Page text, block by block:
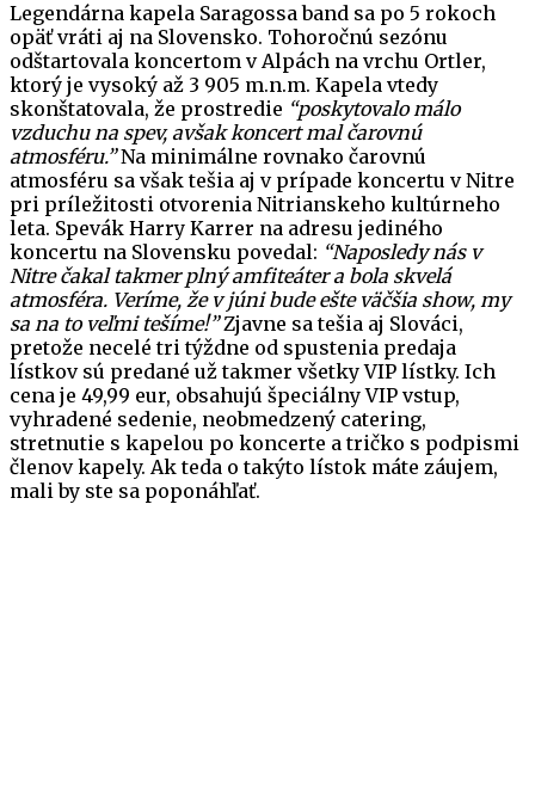
Legendárna kapela Saragossa band sa po 5 rokoch
opäť vráti aj na Slovensko. Tohoročnú sezónu
odštartovala koncertom v Alpách na vrchu Ortler,
ktorý je vysoký až 3 905 m.n.m. Kapela vtedy
skonštatovala, že prostredie “poskytovalo málo
vzduchu na spev, avšak koncert mal čarovnú
atmosféru.”Na minimálne rovnako čarovnú
atmosféru sa však tešia aj v prípade koncertu v Nitre
pri príležitosti otvorenia Nitrianskeho kultúrneho
leta. Spevák Harry Karrer na adresu jediného
koncertu na Slovensku povedal: “Naposledy nás v
Nitre čakal takmer plný amfiteáter a bola skvelá
atmosféra. Veríme, že v júni bude ešte väčšia show, my
sa na to veľmi tešíme!”Zjavne sa tešia aj Slováci,
pretože necelé tri týždne od spustenia predaja
lístkov sú predané už takmer všetky VIP lístky. Ich
cena je 49,99 eur, obsahujú špeciálny VIP vstup,
vyhradené sedenie, neobmedzený catering,
stretnutie s kapelou po koncerte a tričko s podpismi
členov kapely. Ak teda o takýto lístok máte záujem,
mali by ste sa poponáhľať.